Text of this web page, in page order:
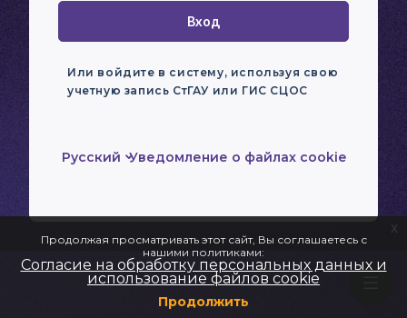
Продолжая просматривать этот сайт, Вы соглашаетесь с
нашими политиками:
Согласие на обработку персональных данных и
использование файлов cookie
Продолжить
x
Вход
Или войдите в систему, используя свою
учетную запись СтГАУ или ГИС СЦОС
Русский Уведомление о файлах cookie